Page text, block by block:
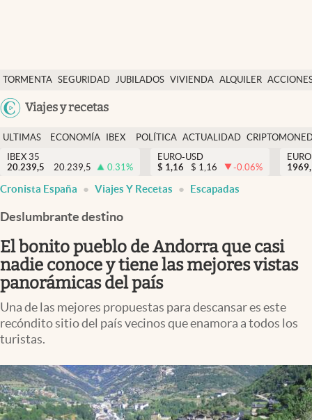
TORMENTA SEGURIDAD JUBILADOS VIVIENDA ALQUILER
Viajes y recetas
Economía y finanzas
Política
Actualidad
Criptomonedas
España
ULTIMAS
NOTICIAS
ECONOMÍA
FINANZAS
IBEX
EURO
POLÍTICA ACTUALIDAD
IBEX 35
20.239,5
20.239,5 0.31%
EURO-USD
$ 1,16 $ 1,16 -0.06%
Cronista España Viajes Y Recetas Escapadas
Deslumbrante destino
El bonito pueblo de Andorra que casi
nadie conoce y tiene las mejores vistas
panorámicas del país
Una de las mejores propuestas para descansar es este
recóndito sitio del país vecinos que enamora a todos los
turistas.